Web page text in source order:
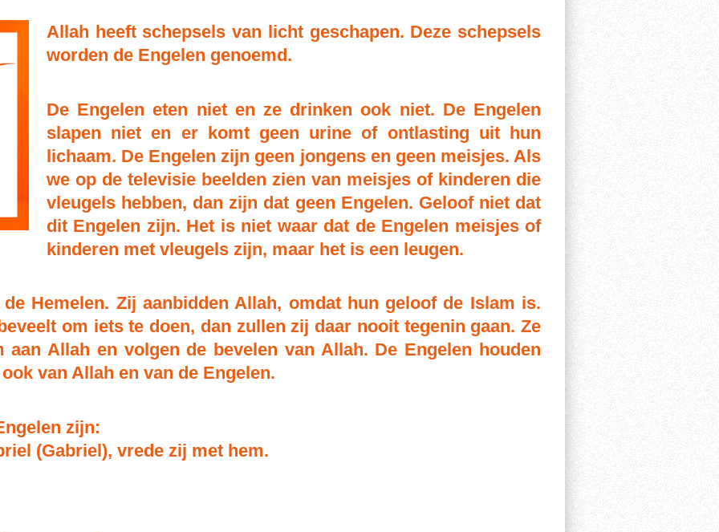
Allah heeft schepsels van licht geschapen. Deze schepsels
worden de Engelen genoemd.
De Engelen eten niet en ze drinken ook niet. De Engelen
slapen niet en er komt geen urine of ontlasting uit hun
lichaam. De Engelen zijn geen jongens en geen meisjes. Als
we op de televisie beelden zien van meisjes of kinderen die
vleugels hebben, dan zijn dat geen Engelen. Geloof niet dat
dit Engelen zijn. Het is niet waar dat de Engelen meisjes of
kinderen met vleugels zijn, maar het is een leugen.
Hemelen. Zij aanbidden Allah, omdat hun geloof de Islam is.
om iets te doen, dan zullen zij daar nooit tegenin gaan. Ze
aan Allah en volgen de bevelen van Allah. De Engelen houden
van Allah en van de Engelen.
zijn:
(Gabriel), vrede zij met hem.